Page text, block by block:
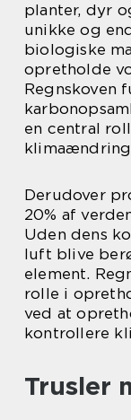
planter, dyr
unikke og
biologiske
opretholde
Regnskoven
en central
Derudover
20% af
Uden dens
luft blive
element.
rolle i
ved at
kontrollere
Trusler